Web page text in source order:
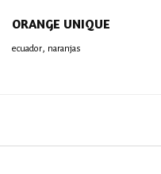
ORANGE UNIQUE
ecuador, naranjas